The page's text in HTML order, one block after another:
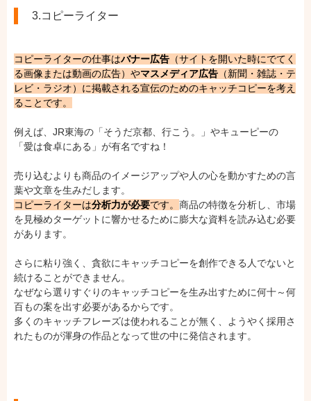
3.コピーライター
コピーライターの仕事はバナー広告 （サイトを開いた時にでてく
る画像または動画の広告）やマスメディア広告 （新聞・雑誌・テ
レビ・ラジオ）に掲載される宣伝のためのキャッチコピーを考え
ることです。
例えば、JR東海の「そうだ京都、行こう。」やキューピーの
「愛は食卓にある」が有名ですね！
売り込むよりも商品のイメージアップや人の心を動かすための言
葉や文章を生みだします。
コピーライターは分析力が必要です。 商品の特徴を分析し、市場
を見極めターゲットに響かせるために膨大な資料を読み込む必要
があります。
さらに粘り強く、貪欲にキャッチコピーを創作できる人でないと
続けることができません。
なぜなら選りすぐりのキャッチコピーを生み出すために何十～何
百もの案を出す必要があるからです。
多くのキャッチフレーズは使われることが無く、ようやく採用さ
れたものが渾身の作品となって世の中に発信されます。